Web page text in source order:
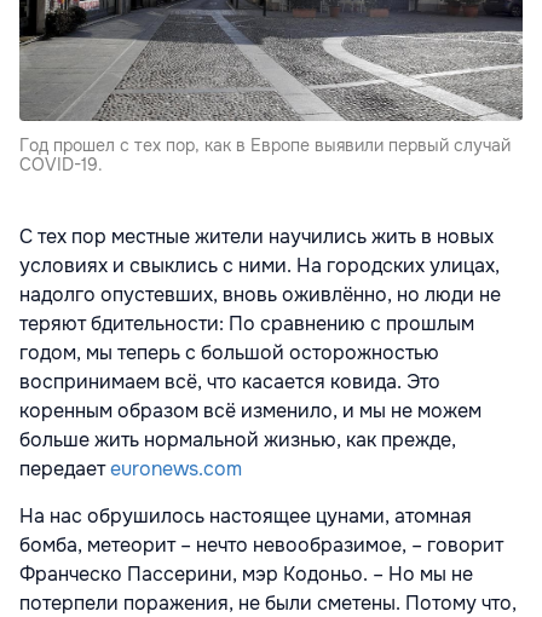
Год прошел с тех пор, как в Европе выявили первый случай
COVID-19.
С тех пор местные жители научились жить в новых
условиях и свыклись с ними. На городских улицах,
надолго опустевших, вновь оживлённо, но люди не
теряют бдительности: По сравнению с прошлым
годом, мы теперь с большой осторожностью
воспринимаем всё, что касается ковида. Это
коренным образом всё изменило, и мы не можем
больше жить нормальной жизнью, как прежде,
передаетeuronews.com
На нас обрушилось настоящее цунами, атомная
бомба, метеорит – нечто невообразимое, – говорит
Франческо Пассерини, мэр Кодоньо. – Но мы не
потерпели поражения, не были сметены. Потому что,